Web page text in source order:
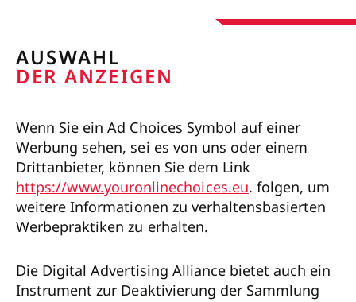
AUSWAHL
DER ANZEIGEN
Wenn Sie ein Ad Choices Symbol auf einer
Werbung sehen, sei es von uns oder einem
Drittanbieter, können Sie dem Link
https://www.youronlinechoices.eu. folgen, um
weitere Informationen zu verhaltensbasierten
Werbepraktiken zu erhalten.
Die Digital Advertising Alliance bietet auch ein
Instrument zur Deaktivierung der Sammlung